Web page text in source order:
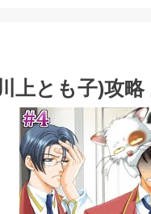
上とも子)攻